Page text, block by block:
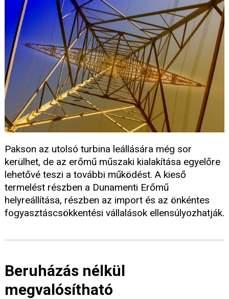
Pakson az utolsó turbina leállására még sor
kerülhet, de az erőmű műszaki kialakítása egyelőre
lehetővé teszi a további működést. A kieső
termelést részben a Dunamenti Erőmű
helyreállítása, részben az import és az önkéntes
fogyasztáscsökkentési vállalások ellensúlyozhatják.
Beruházás nélkül
megvalósítható